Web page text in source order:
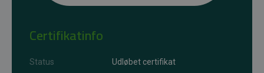
Certifikatinfo
Status
Udløbet certifikat